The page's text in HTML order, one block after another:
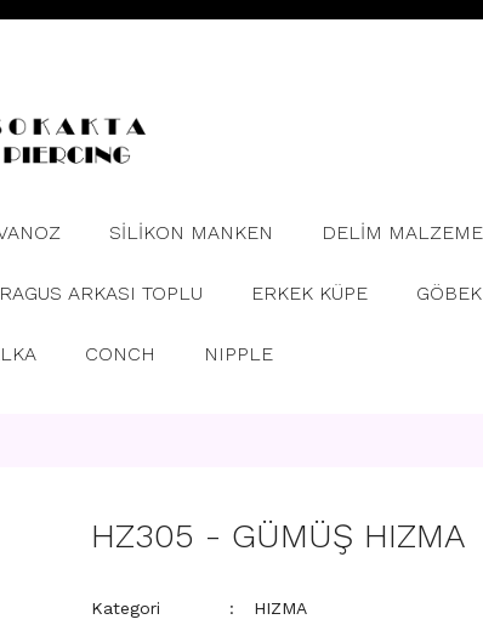
SİLİKON MANKEN DELİM
ARKASI TOPLU ERKEK KÜPE GÖBEK
CONCH NIPPLE
HZ305 - GÜMÜŞ HIZMA
Kategori HIZMA